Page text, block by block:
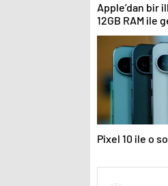
Apple’dan bir
12GB RAM ile
Pixel 10 ile o